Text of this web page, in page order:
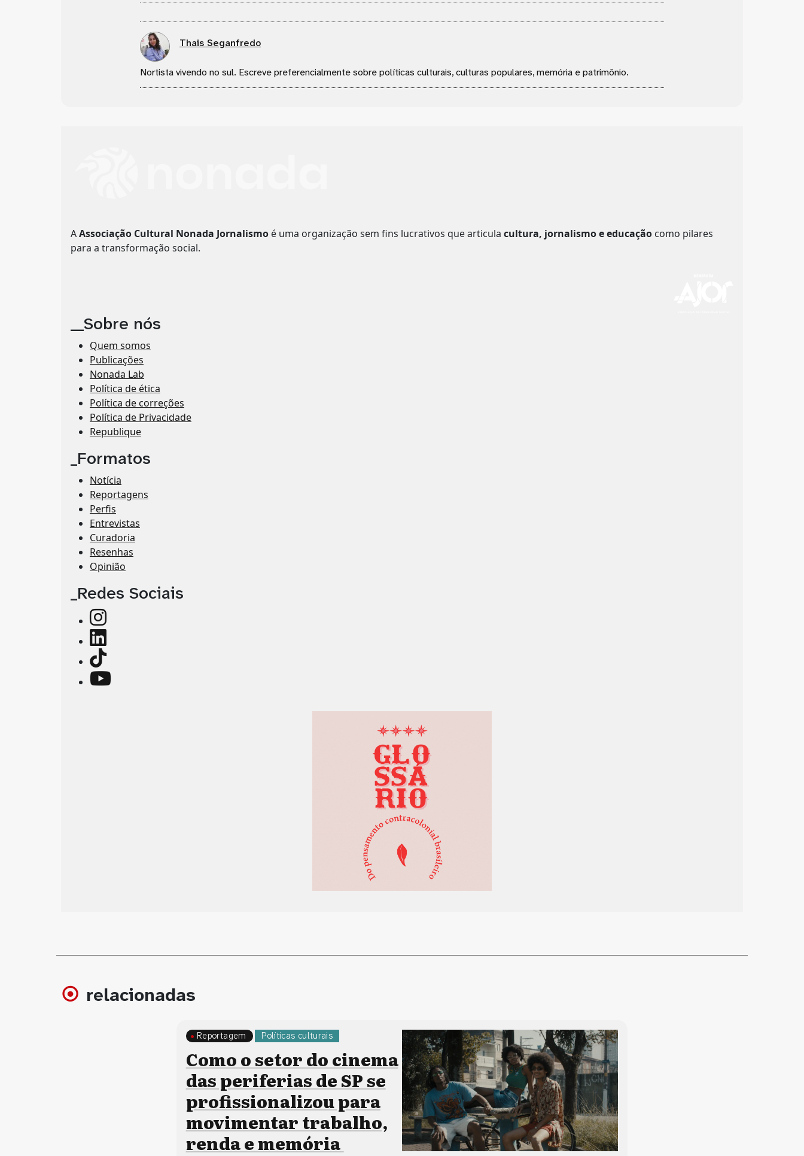
Thais Seganfredo
Nortista vivendo no sul. Escreve preferencialmente sobre políticas culturais, culturas populares, memória e patrimônio.
AAssociação Cultural Nonada Jornalismo é uma organização sem fins lucrativos que articula cultura, jornalismo e educação como pilares
para a transformação social.
__Sobre nós
Quem somos
Publicações
Nonada Lab
Política de ética
Política de correções
Política de Privacidade
Republique
_Formatos
Notícia
Reportagens
Perfis
Entrevistas
Curadoria
Resenhas
Opinião
_Redes Sociais
relacionadas
Políticas culturais
Reportagem
Como o setor do cinema
das periferias de SP se
profissionalizou para
movimentar trabalho,
renda e memória